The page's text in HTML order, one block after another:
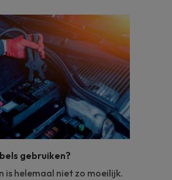
gebruiken?
is helemaal niet zo moeilijk.